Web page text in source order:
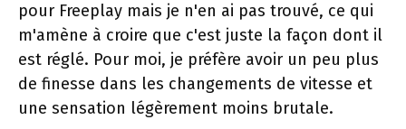
pour Freeplay mais je n'en ai pas trouvé, ce qui
m'amène à croire que c'est juste la façon dont il
est réglé. Pour moi, je préfère avoir un peu plus
de finesse dans les changements de vitesse et
une sensation légèrement moins brutale.